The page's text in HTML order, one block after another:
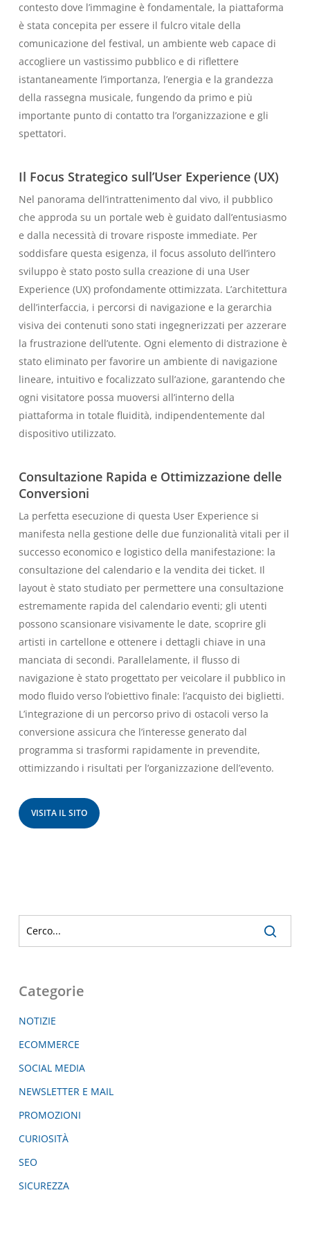
contesto dove l’immagine è fondamentale, la piattaforma
è stata concepita per essere il fulcro vitale della
comunicazione del festival, un ambiente web capace di
accogliere un vastissimo pubblico e di riflettere
istantaneamente l’importanza, l’energia e la grandezza
della rassegna musicale, fungendo da primo e più
importante punto di contatto tra l’organizzazione e gli
spettatori.
Il Focus Strategico sull’User Experience (UX)
Nel panorama dell’intrattenimento dal vivo, il pubblico
che approda su un portale web è guidato dall’entusiasmo
e dalla necessità di trovare risposte immediate. Per
soddisfare questa esigenza, il focus assoluto dell’intero
sviluppo è stato posto sulla creazione di una User
Experience (UX) profondamente ottimizzata. L’architettura
dell’interfaccia, i percorsi di navigazione e la gerarchia
visiva dei contenuti sono stati ingegnerizzati per azzerare
la frustrazione dell’utente. Ogni elemento di distrazione è
stato eliminato per favorire un ambiente di navigazione
lineare, intuitivo e focalizzato sull’azione, garantendo che
ogni visitatore possa muoversi all’interno della
piattaforma in totale fluidità, indipendentemente dal
dispositivo utilizzato.
Consultazione Rapida e Ottimizzazione delle
Conversioni
La perfetta esecuzione di questa User Experience si
manifesta nella gestione delle due funzionalità vitali per il
successo economico e logistico della manifestazione: la
consultazione del calendario e la vendita dei ticket. Il
layout è stato studiato per permettere una consultazione
estremamente rapida del calendario eventi; gli utenti
possono scansionare visivamente le date, scoprire gli
artisti in cartellone e ottenere i dettagli chiave in una
manciata di secondi. Parallelamente, il flusso di
navigazione è stato progettato per veicolare il pubblico in
modo fluido verso l’obiettivo finale: l’acquisto dei biglietti.
L’integrazione di un percorso privo di ostacoli verso la
conversione assicura che l’interesse generato dal
programma si trasformi rapidamente in prevendite,
ottimizzando i risultati per l’organizzazione dell’evento.
VISITA IL SITO
Categorie
NOTIZIE
ECOMMERCE
SOCIAL MEDIA
NEWSLETTER E MAIL
PROMOZIONI
CURIOSITÀ
SEO
SICUREZZA